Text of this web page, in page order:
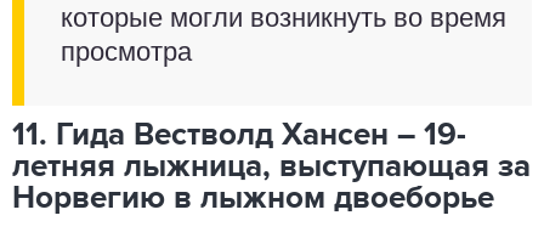
которые могли возникнуть во время
просмотра
11. Гида Вестволд Хансен – 19-
летняя лыжница, выступающая за
Норвегию в лыжном двоеборье